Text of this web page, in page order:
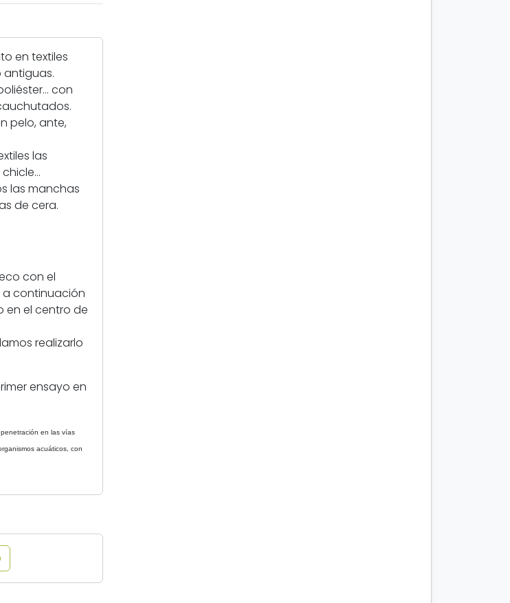
a
i
l
l
en textiles
antiguas.
con
pelo, ante,
las
las manchas
de cera.
con el
a continuación
en el centro de
realizarlo
ensayo en
en las vías
acuáticos, con